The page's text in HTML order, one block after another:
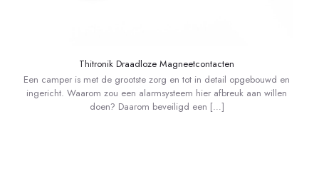
Thitronik Draadloze Magneetcontacten
Een camper is met de grootste zorg en tot in detail opgebouwd en
ingericht. Waarom zou een alarmsysteem hier afbreuk aan willen
doen? Daarom beveiligd een […]